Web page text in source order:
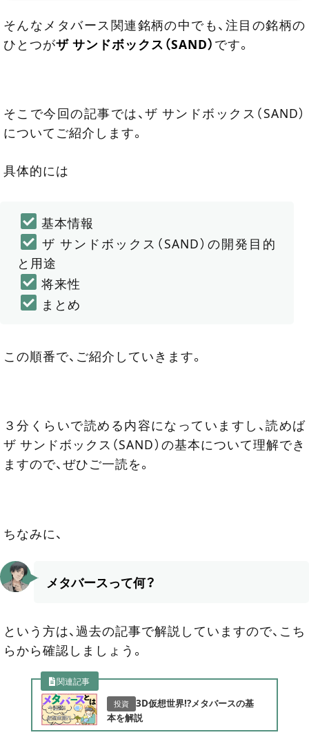
そんなメタバース関連銘柄の中でも、注目の銘柄の
ひとつがザ サンドボックス（SAND）です。
そこで今回の記事では、ザ サンドボックス（SAND）
についてご紹介します。
具体的には
基本情報
ザ サンドボックス（SAND）の開発目的
と用途
将来性
まとめ
この順番で、ご紹介していきます。
３分くらいで読める内容になっていますし、読めば
ザ サンドボックス（SAND）の基本について理解でき
ますので、ぜひご一読を。
ちなみに、
メタバースって何？
という方は、過去の記事で解説していますので、こち
らから確認しましょう。
関連記事
投資
3D仮想世界!?メタバースの基
本を解説